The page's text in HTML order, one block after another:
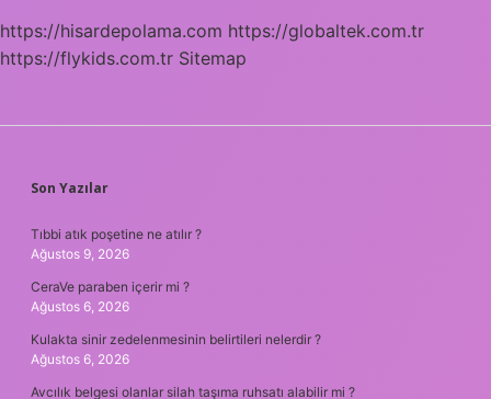
https://hisardepolama.com https://globaltek.com.tr
https://flykids.com.tr Sitemap
SIDEBAR
Son Yazılar
Tıbbi atık poşetine ne atılır ?
Ağustos 9, 2026
CeraVe paraben içerir mi ?
Ağustos 6, 2026
Kulakta sinir zedelenmesinin belirtileri nelerdir ?
Ağustos 6, 2026
Avcılık belgesi olanlar silah taşıma ruhsatı alabilir mi ?